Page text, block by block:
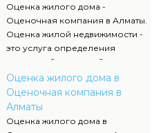
Оценка жилого дома -
Оценочная компания в Алматы.
Оценка жилой недвижимости -
это услуга определения
настоящей рыночной
стоимости квартир,
многоэтажных домов и иной
недвижимой собственности.
Оценка жилого дома в
Оценочная компания в
Алматы
Оценка жилого дома в